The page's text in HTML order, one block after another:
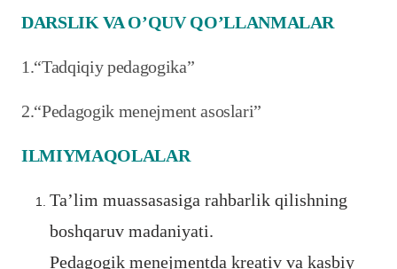
DARSLIK VA O’QUV QO’LLANMALAR
1.“Tadqiqiy pedagogika”
2.“Pedagogik menejment asoslari”
ILMIYMAQOLALAR
Ta’lim muassasasiga rahbarlik qilishning
boshqaruv madaniyati.
Pedagogik menejmentda kreativ va kasbiy